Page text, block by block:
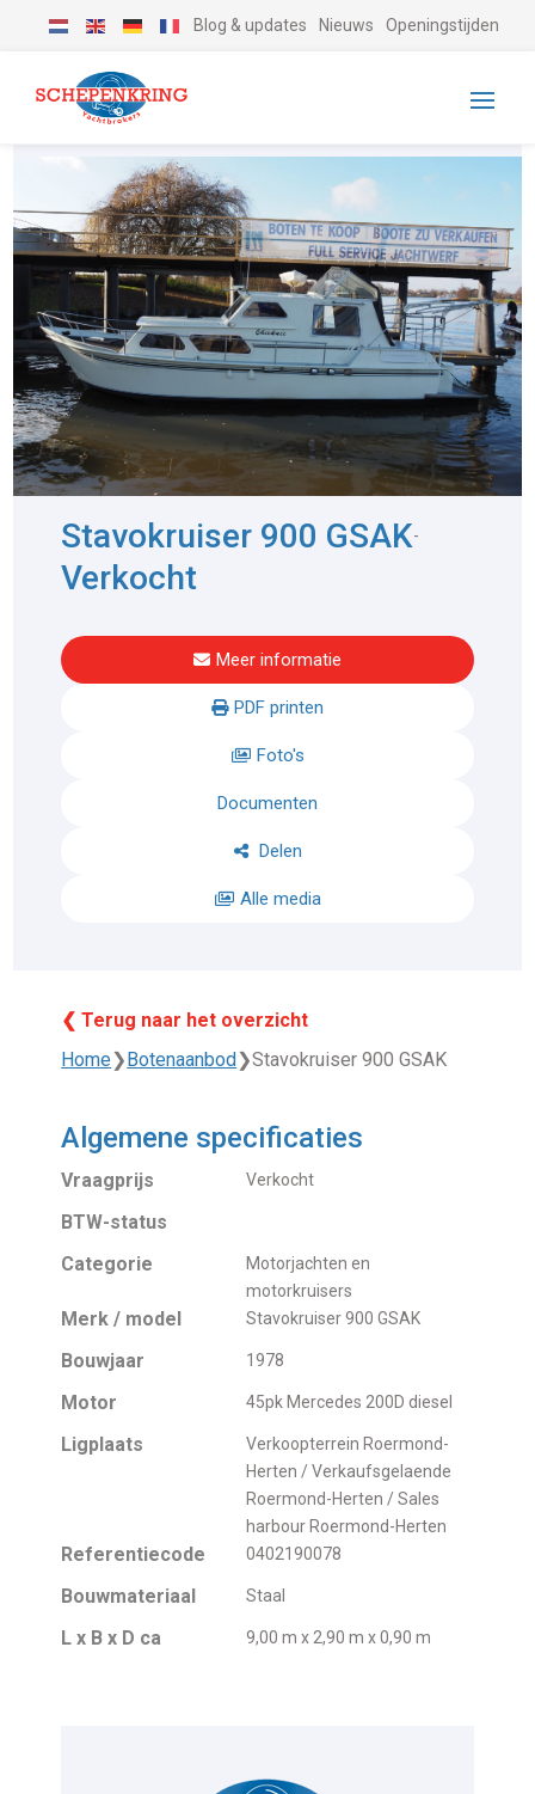
Blog & updates Nieuws Openingstijden
Stavokruiser 900 GSAK-
Verkocht
Meer informatie
PDF printen
Foto's
Documenten
Delen
Alle media
❮ Terug naar het overzicht
Home❯Botenaanbod❯Stavokruiser 900 GSAK
Algemene specificaties
Vraagprijs Verkocht
BTW-status
Categorie
Motorjachten en
motorkruisers
Merk / model Stavokruiser 900 GSAK
Bouwjaar 1978
Motor 45pk Mercedes 200D diesel
Ligplaats
Verkoopterrein Roermond-
Herten / Verkaufsgelaende
Roermond-Herten / Sales
harbour Roermond-Herten
Referentiecode 0402190078
Bouwmateriaal Staal
L x B x D ca 9,00 m x 2,90 m x 0,90 m